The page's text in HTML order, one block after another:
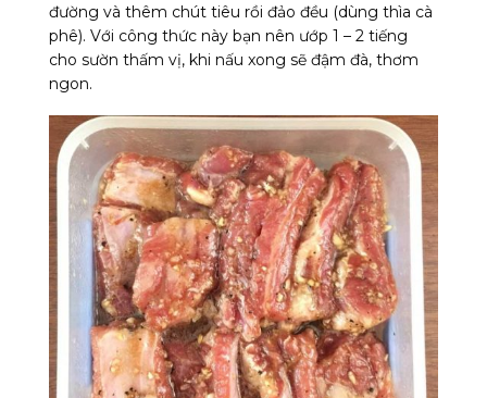
đường và thêm chút tiêu rồi đảo đều (dùng thìa cà
phê). Với công thức này bạn nên ướp 1 – 2 tiếng
cho sườn thấm vị, khi nấu xong sẽ đậm đà, thơm
ngon.